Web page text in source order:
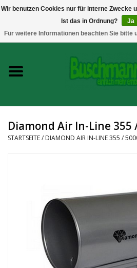
Growshop
Messtechnik
Headshop
CBD und Hanfextrakte
Diamond Air In-Line 355
STARTSEITE/ DIAMOND AIR IN-LINE 355 /
Wir benutzen Cookies nur für interne Zwecke
Ist das in Ordnung?
Ja
Für weitere Informationen beachten Sie bitte